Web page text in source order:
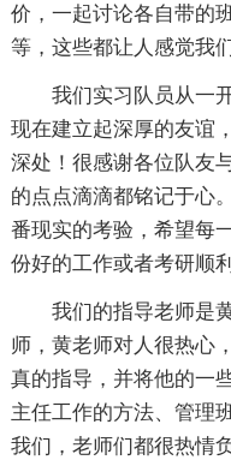
价，一起讨论各自带的
等，这些都让人感觉我
我们实习队员从一
现在建立起深厚的友谊
深处！很感谢各位队友
的点点滴滴都铭记于心
番现实的考验，希望每
份好的工作或者考研顺利
我们的指导老师是
师，黄老师对人很热心
真的指导，并将他的一
主任工作的方法、管理
我们，老师们都很热情